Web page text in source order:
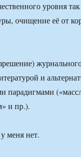
уровня
очищение её от
и
парадигмами
и пр.).
меня нет.